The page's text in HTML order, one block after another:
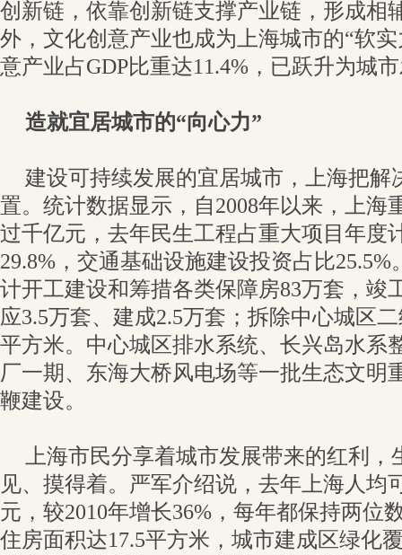
创新链，依靠创新链支撑产业链，形成相
外，文化创意产业也成为上海城市的“软
意产业占GDP比重达11.4%，已跃升为城
造就宜居城市的“向心力”
建设可持续发展的宜居城市，上海把解
置。统计数据显示，自2008年以来，上海
过千亿元，去年民生工程占重大项目年度
29.8%，交通基础设施建设投资占比25.5%
计开工建设和筹措各类保障房83万套，竣
应3.5万套、建成2.5万套；拆除中心城区
平方米。中心城区排水系统、长兴岛水系
厂一期、东海大桥风电场等一批生态文明
鞭建设。
上海市民分享着城市发展带来的红利
见、摸得着。严军介绍说，去年上海人均
元，较2010年增长36%，每年都保持两位
住房面积达17.5平方米，城市建成区绿化